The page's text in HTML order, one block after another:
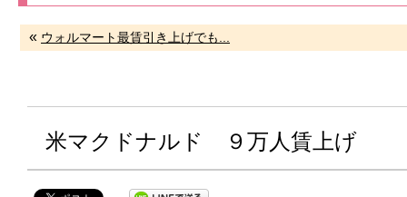
« ウォルマート最賃引き上げでも...
米マクドナルド ９万人賃上げ